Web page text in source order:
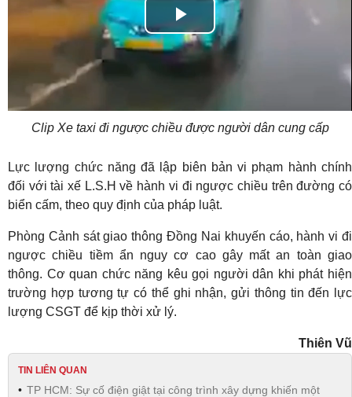
Play
Video
Clip Xe taxi đi ngược chiều được người dân cung cấp
Lực lượng chức năng đã lập biên bản vi phạm hành chính
đối với tài xế L.S.H về hành vi đi ngược chiều trên đường có
biển cấm, theo quy định của pháp luật.
Phòng Cảnh sát giao thông Đồng Nai khuyến cáo, hành vi đi
ngược chiều tiềm ẩn nguy cơ cao gây mất an toàn giao
thông. Cơ quan chức năng kêu gọi người dân khi phát hiện
trường hợp tương tự có thể ghi nhận, gửi thông tin đến lực
lượng CSGT để kịp thời xử lý.
Thiên Vũ
TIN LIÊN QUAN
TP HCM: Sự cố điện giật tại công trình xây dựng khiến một